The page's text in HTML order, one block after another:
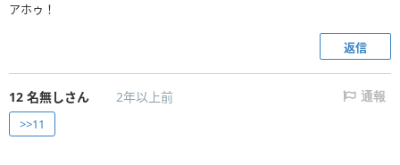
アホゥ！
返信
12 名無しさん 2年以上前 通報
>>11